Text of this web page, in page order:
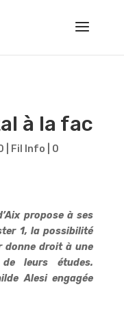
à la fac
Fil Info
0
propose à ses
1, la possibilité
donne droit à une
leurs études.
Alesi engagée